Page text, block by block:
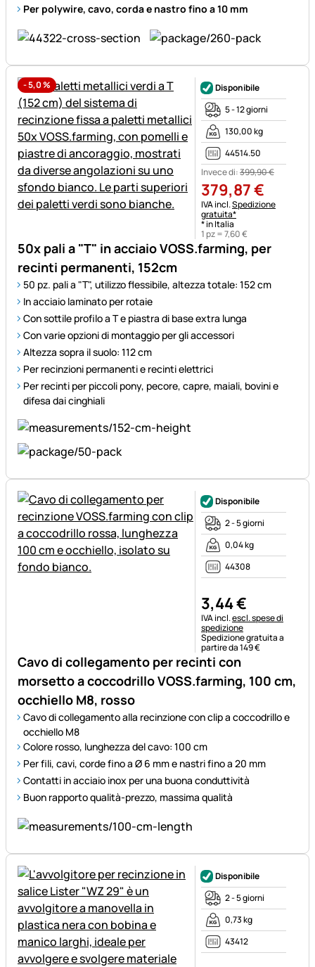
Per polywire, cavo, corda e nastro fino a 10 mm
-5,0%
50x pali a "T" in acciaio VOSS.farming, per
recinti permanenti, 152cm
50 pz. pali a "T", utilizzo flessibile, altezza totale: 152 cm
In acciaio laminato per rotaie
Con sottile profilo a T e piastra di base extra lunga
Con varie opzioni di montaggio per gli accessori
Altezza sopra il suolo: 112 cm
Per recinzioni permanenti e recinti elettrici
Per recinti per piccoli pony, pecore, capre, maiali, bovini e
difesa dai cinghiali
Disponibile
5 - 12 giorni
130,00 kg
44514.50
Invece di:399,90€
379,87€
Informazioni fiscali:
IVA incl.Spedizione
gratuita*
* in Italia
1 pz =7,60€
Cavo di collegamento per recinti con
morsetto a coccodrillo VOSS.farming, 100 cm,
occhiello M8, rosso
Cavo di collegamento alla recinzione con clip a coccodrillo e
occhiello M8
Colore rosso, lunghezza del cavo: 100 cm
Per fili, cavi, corde fino a Ø 6 mm e nastri fino a 20 mm
Contatti in acciaio inox per una buona conduttività
Buon rapporto qualità-prezzo, massima qualità
Disponibile
2 - 5 giorni
0,04 kg
44308
3,44€
Informazioni fiscali:
IVA incl.escl. spese di
spedizione
Spedizione gratuita a
partire da 149 €
Disponibile
2 - 5 giorni
0,73 kg
43412